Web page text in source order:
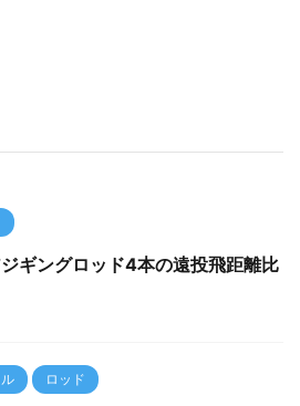
ギングロッド4本の遠投飛距離比
ロッド